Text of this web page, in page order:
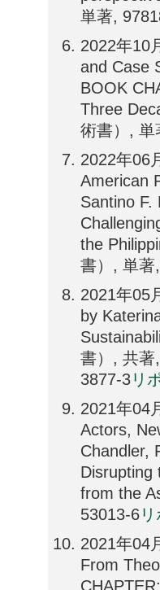
単著,
2022年10
and Case
BOOK
Three
術書）, 単
2022年06
American
Santino F.
the
書）, 単著
2021年05
by
書）, 共著
3877-3リ
2021年04
Actors,
Chandler,
Disrupting
from the
53013-6
2021年04
From